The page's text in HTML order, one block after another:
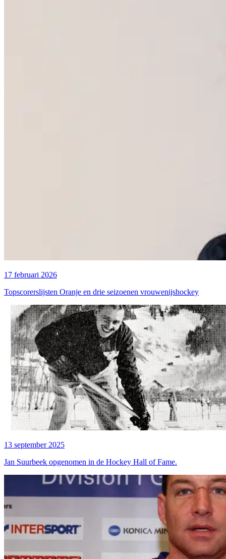
17 februari 2026
Topscorerslijsten Oranje en drie seizoenen vrouwenijshockey
13 september 2025
Jan Suurbeek opge­no­men in de Hoc­key Hall of Fame.